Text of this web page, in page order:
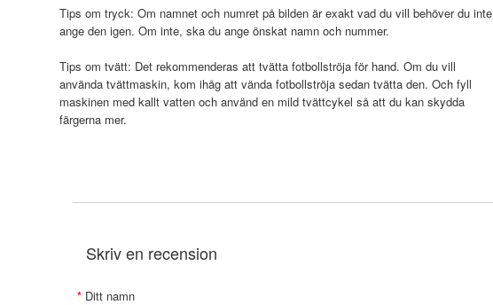
Tips om tryck: Om namnet och numret på bilden är exakt vad du vill behöver du inte
ange den igen. Om inte, ska du ange önskat namn och nummer.
Tips om tvätt: Det rekommenderas att tvätta fotbollströja för hand. Om du vill
använda tvättmaskin, kom ihåg att vända fotbollströja sedan tvätta den. Och fyll
maskinen med kallt vatten och använd en mild tvättcykel så att du kan skydda
färgerna mer.
Skriv en recension
Ditt namn